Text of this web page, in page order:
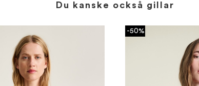
Du kanske också gillar
-50%